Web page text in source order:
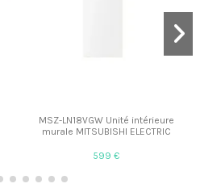
MSZ-LN18VGW Unité intérieure
murale MITSUBISHI ELECTRIC
599 €